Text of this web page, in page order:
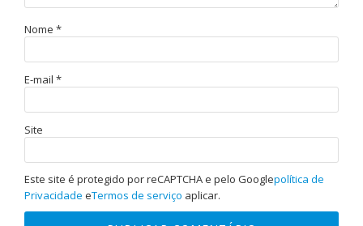
Nome *
E-mail *
Site
Este site é protegido por reCAPTCHA e pelo Googlepolítica de
Privacidade eTermos de serviço aplicar.